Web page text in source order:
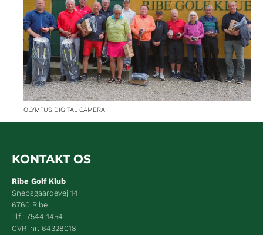
OLYMPUS DIGITAL CAMERA
KONTAKT OS
Ribe Golf Klub
Snepsgaardevej 14
6760 Ribe
Tlf.: 7544 1454
CVR-nr: 64328018